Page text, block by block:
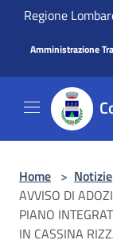
Salta al contenuto
Regione
Amministrazione
Home > Notizie
AVVISO DI
PIANO
IN CASSINA